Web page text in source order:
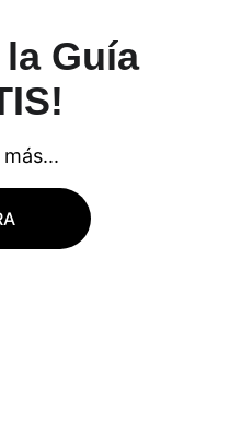
Guía